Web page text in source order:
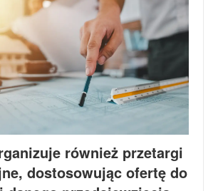
również przetargi
dostosowując ofertę do